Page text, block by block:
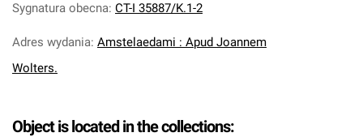
Sygnatura obecna: CT-I 35887/K.1-2
Adres wydania: Amstelaedami : Apud Joannem
Wolters.
Object is located in the collections: